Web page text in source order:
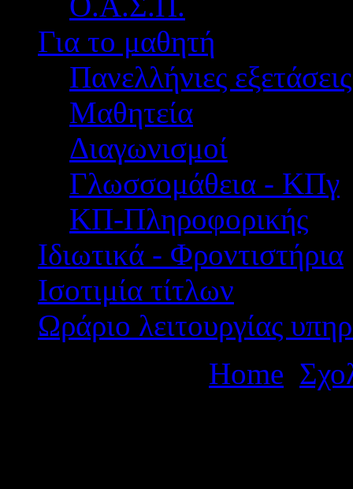
Για το μαθητή
Πανελλήνιες εξετάσεις
Μαθητεία
Διαγωνισμοί
Γλωσσομάθεια - ΚΠγ
ΚΠ-Πληροφορικής
Ιδιωτικά - Φροντιστήρια
Ισοτιμία τίτλων
Ωράριο λειτουργίας
Home